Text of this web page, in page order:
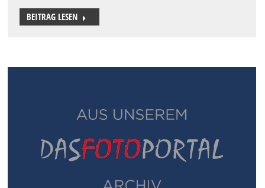
BEITRAG LESEN